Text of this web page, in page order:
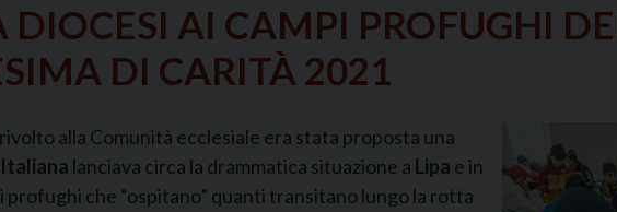
DIOCESI AI CAMPI PROFUGHI
DI CARITÀ 2021
alla Comunità ecclesiale era stata proposta una
lanciava circa la drammatica situazione a Lipa e in
profughi che “ospitano” quanti transitano lungo la rotta